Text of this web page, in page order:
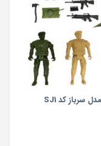
اسباب بازی جنگی مدل سرباز کد SJ1